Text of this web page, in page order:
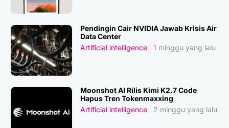
Pendingin Cair NVIDIA Jawab Krisis Air
Data Center
Artificial intelligence
1 minggu yang lalu
Moonshot AI Rilis Kimi K2.7 Code
Hapus Tren Tokenmaxxing
Artificial intelligence
2 minggu yang lalu